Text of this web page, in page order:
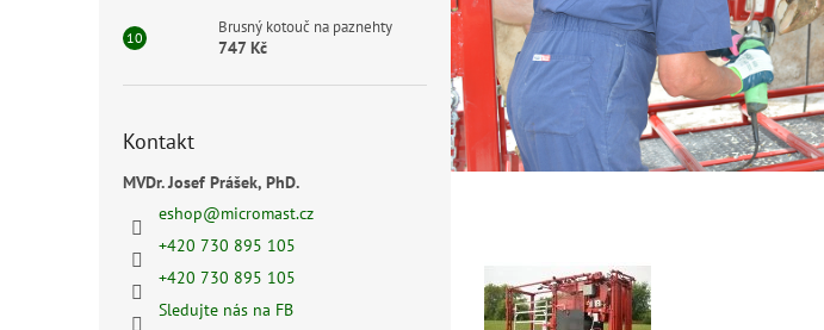
Brusný kotouč na paznehty
747 Kč
Kontakt
MVDr. Josef Prášek, PhD.
eshop@micromast.cz
+420 730 895 105
+420 730 895 105
Sledujte nás na FB